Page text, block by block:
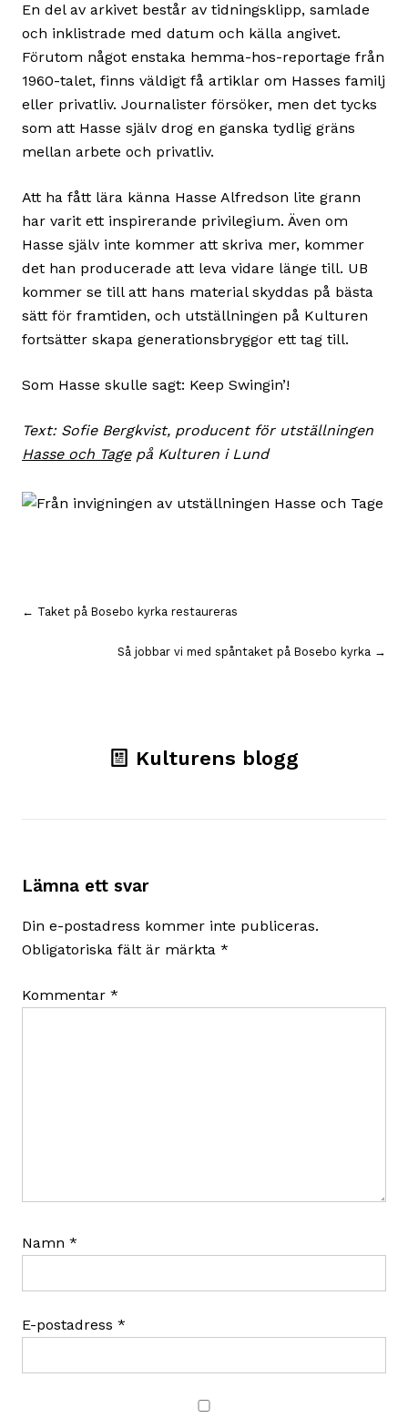
En del av arkivet består av tidningsklipp, samlade
och inklistrade med datum och källa angivet.
Förutom något enstaka hemma-hos-reportage från
1960-talet, finns väldigt få artiklar om Hasses familj
eller privatliv. Journalister försöker, men det tycks
som att Hasse själv drog en ganska tydlig gräns
mellan arbete och privatliv.
Att ha fått lära känna Hasse Alfredson lite grann
har varit ett inspirerande privilegium. Även om
Hasse själv inte kommer att skriva mer, kommer
det han producerade att leva vidare länge till. UB
kommer se till att hans material skyddas på bästa
sätt för framtiden, och utställningen på Kulturen
fortsätter skapa generationsbryggor ett tag till.
Som Hasse skulle sagt: Keep Swingin’!
Text: Sofie Bergkvist, producent för utställningen
Hasse och Tagepå Kulturen i Lund
Inläggsnavigering
← Taket på Bosebo kyrka restaureras
Så jobbar vi med spåntaket på Bosebo kyrka →
Kulturens blogg
Lämna ett svar
Din e-postadress kommer inte publiceras.
Obligatoriska fält är märkta *
Kommentar *
Namn *
E-postadress *